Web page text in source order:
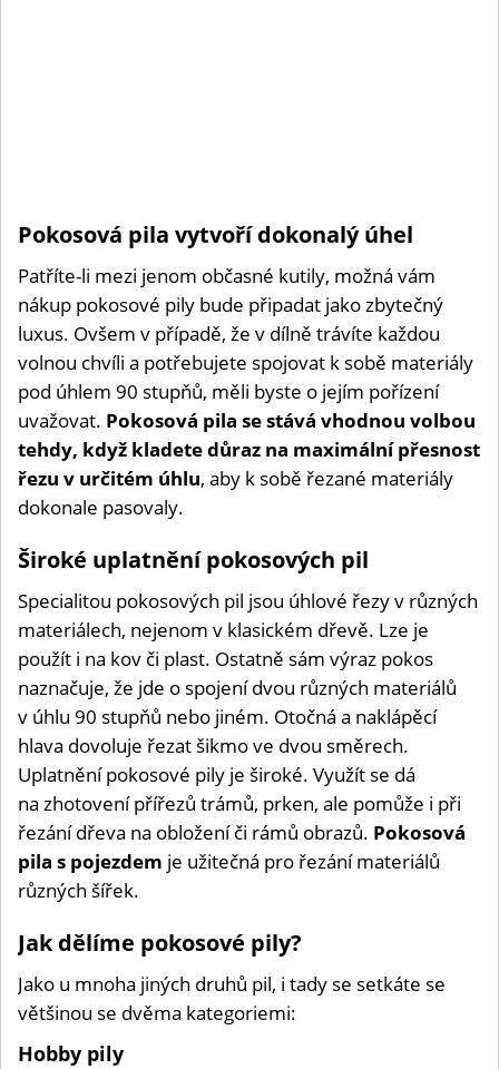
Pokosová pila vytvoří dokonalý úhel
Patříte-li mezi jenom občasné kutily, možná vám
nákup pokosové pily bude připadat jako zbytečný
luxus. Ovšem v případě, že v dílně trávíte každou
volnou chvíli a potřebujete spojovat k sobě materiály
pod úhlem 90 stupňů, měli byste o jejím pořízení
uvažovat. Pokosová pila se stává vhodnou volbou
tehdy, když kladete důraz na maximální přesnost
řezu v určitém úhlu, aby k sobě řezané materiály
dokonale pasovaly.
Široké uplatnění pokosových pil
Specialitou pokosových pil jsou úhlové řezy v různých
materiálech, nejenom v klasickém dřevě. Lze je
použít i na kov či plast. Ostatně sám výraz pokos
naznačuje, že jde o spojení dvou různých materiálů
v úhlu 90 stupňů nebo jiném. Otočná a naklápěcí
hlava dovoluje řezat šikmo ve dvou směrech.
Uplatnění pokosové pily je široké. Využít se dá
na zhotovení přířezů trámů, prken, ale pomůže i při
řezání dřeva na obložení či rámů obrazů. Pokosová
pila s pojezdem je užitečná pro řezání materiálů
různých šířek.
Jak dělíme pokosové pily?
Jako u mnoha jiných druhů pil, i tady se setkáte se
většinou se dvěma kategoriemi:
Hobby pily